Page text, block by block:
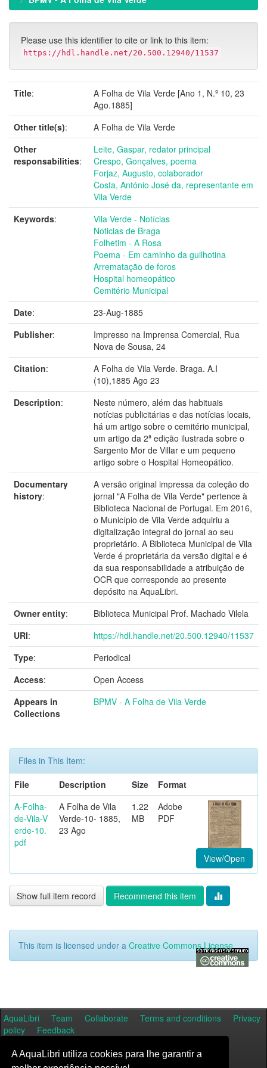
A AquaLibri utiliza cookies para lhe garantir a
Please use this identifier to cite or link to this item:
https://hdl.handle.net/20.500.12940/11537
Title:
A Folha de Vila Verde [Ano 1, N.º 10, 23
Ago.1885]
Other title(s):
A Folha de Vila Verde
Other
responsabilities:
Leite, Gaspar, redator principal
Crespo, Gonçalves, poema
Forjaz, Augusto, colaborador
Costa, António José da, representante em
Vila Verde
Keywords:
Vila Verde - Notícias
Noticias de Braga
Folhetim - A Rosa
Poema - Em caminho da guilhotina
Arrematação de foros
Hospital homeopático
Cemitério Municipal
Date:
23-Aug-1885
Publisher:
Impresso na Imprensa Comercial, Rua
Nova de Sousa, 24
Citation:
A Folha de Vila Verde. Braga. A.I
(10),1885 Ago 23
Description:
Neste número, além das habituais
notícias publicitárias e das notícias locais,
há um artigo sobre o cemitério municipal,
um artigo da 2ª edição ilustrada sobre o
Sargento Mor de Villar e um pequeno
artigo sobre o Hospital Homeopático.
Documentary
history:
A versão original impressa da coleção do
jornal "A Folha de Vila Verde" pertence à
Biblioteca Nacional de Portugal. Em 2016,
o Município de Vila Verde adquiriu a
digitalização integral do jornal ao seu
proprietário. A Biblioteca Municipal de Vila
Verde é proprietária da versão digital e é
da sua responsabilidade a atribuição de
OCR que corresponde ao presente
depósito na AquaLibri.
Owner entity:
Biblioteca Municipal Prof. Machado Vilela
URI:
https://hdl.handle.net/20.500.12940/11537
Type:
Periodical
Access:
Open Access
Appears in
Collections
BPMV - A Folha de Vila Verde
Files in This Item:
File
Description Size
Format
A-Folha-
de-Vila-V
erde-10.
pdf
A Folha de Vila
Verde-10- 1885,
23 Ago
1.22
MB
Adobe
PDF
View/Open
Show full item record Recommend this item
This item is licensed under a Creative Commons License
AquaLibri Team Collaborate Terms and conditions
Privacy
policy
Feedback